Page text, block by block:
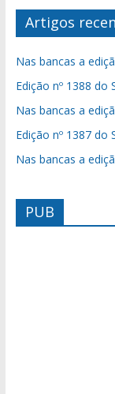
Artigos
Nas bancas a
Edição nº 1388 do
Nas bancas a
Edição nº 1387 do
Nas bancas a
PUB